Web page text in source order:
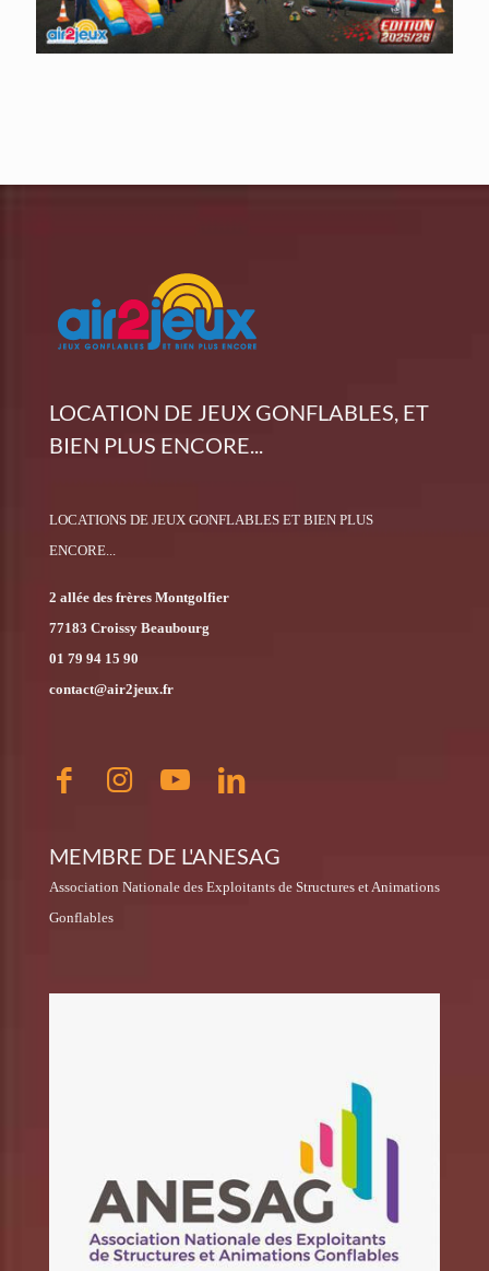
LOCATION DE JEUX GONFLABLES, ET
BIEN PLUS ENCORE...
LOCATIONS DE JEUX GONFLABLES ET BIEN PLUS
ENCORE...
2 allée des frères Montgolfier
77183 Croissy Beaubourg
01 79 94 15 90
contact@air2jeux.fr
MEMBRE DE L'ANESAG
Association Nationale des Exploitants de Structures et Animations
Gonflables